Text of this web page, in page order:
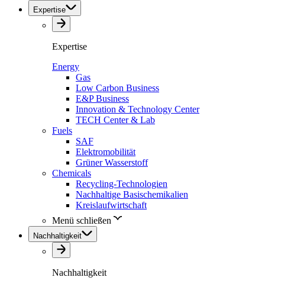
Expertise
Expertise
Energy
Gas
Low Carbon Business
E&P Business
Innovation & Technology Center
TECH Center & Lab
Fuels
SAF
Elektromobilität
Grüner Wasserstoff
Chemicals
Recycling-Technologien
Nachhaltige Basischemikalien
Kreislaufwirtschaft
Menü schließen
Nachhaltigkeit
Nachhaltigkeit